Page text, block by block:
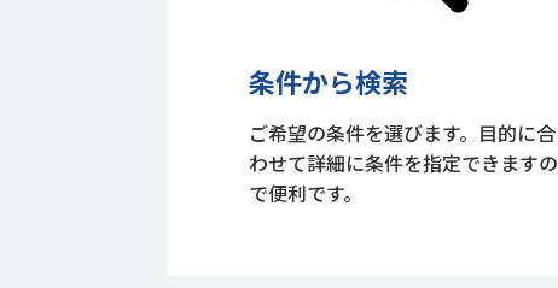
条件から検索
ご希望の条件を選びます。目的に合
わせて詳細に条件を指定できますの
で便利です。